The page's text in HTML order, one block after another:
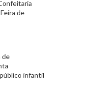
de
de
infantil